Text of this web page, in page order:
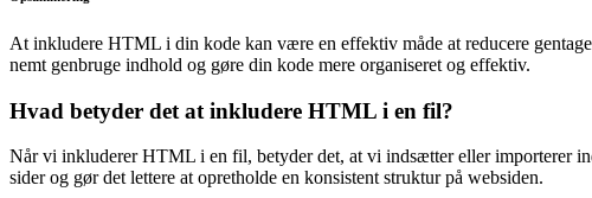
At inkludere HTML i din kode kan være en effektiv måde at reducere
nemt genbruge indhold og gøre din kode mere organiseret og effektiv.
Hvad betyder det at inkludere HTML i en fil?
Når vi inkluderer HTML i en fil, betyder det, at vi indsætter eller importerer
sider og gør det lettere at opretholde en konsistent struktur på websiden.